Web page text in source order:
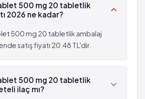
500 mg 20 tabletlik
2026 ne kadar?
500 mg 20 tabletlik ambalaj
satış fiyatı 20.48 TL'dir.
500 mg 20 tabletlik
ilaç mı?